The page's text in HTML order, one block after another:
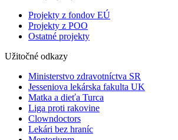
Projekty z fondov EÚ
Projekty z POO
Ostatné projekty
Užitočné odkazy
Ministerstvo zdravotníctva SR
Jesseniova lekárska fakulta UK
Matka a dieťa Turca
Liga proti rakovine
Clowndoctors
Lekári bez hraníc